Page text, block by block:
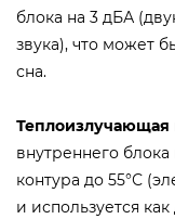
блока на 3 дБА
звука), что может
сна.
Теплоизлучающая
внутреннего
контура до 55°С
и используется